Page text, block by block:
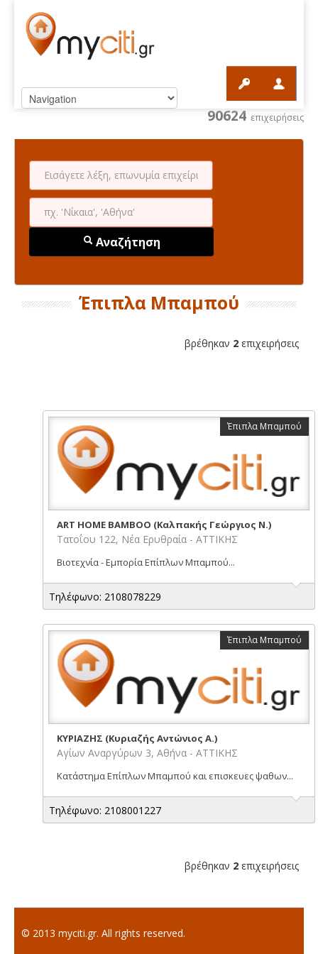
90624 επιχειρήσεις
Αναζήτηση
Έπιπλα Μπαμπού
βρέθηκαν 2 επιχειρήσεις
Έπιπλα Μπαμπού
ART HOME BAMBOO (Καλπακής Γεώργιος Ν.)
Τατοΐου 122, Νέα Ερυθραία - ΑΤΤΙΚΗΣ
Βιοτεχνία - Εμπορία Επίπλων Μπαμπού...
Τηλέφωνο: 2108078229
Έπιπλα Μπαμπού
ΚΥΡΙΑΖΗΣ (Κυριαζής Αντώνιος Α.)
Αγίων Αναργύρων 3, Αθήνα - ΑΤΤΙΚΗΣ
Κατάστημα Επίπλων Μπαμπού και επισκευες ψαθων...
Τηλέφωνο: 2108001227
βρέθηκαν 2 επιχειρήσεις
© 2013 myciti.gr. All rights reserved.